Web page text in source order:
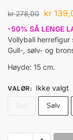
kr278,00 kr
-50% SÅ LENGE
Vollyball herrefigur
Gull-, sølv- og
Høyde: 15 cm.
VALØR: Ikke valgt
Sølv